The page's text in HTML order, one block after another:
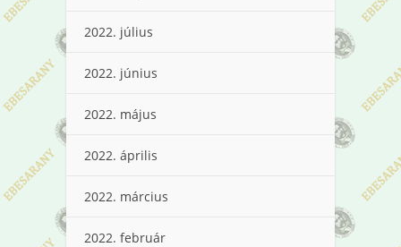
2022. július
2022. június
2022. május
2022. április
2022. március
2022. február